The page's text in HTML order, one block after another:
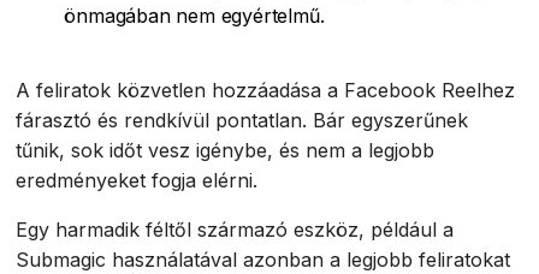
önmagában nem egyértelmű.
A feliratok közvetlen hozzáadása a Facebook Reelhez
fárasztó és rendkívül pontatlan. Bár egyszerűnek
tűnik, sok időt vesz igénybe, és nem a legjobb
eredményeket fogja elérni.
Egy harmadik féltől származó eszköz, például a
Submagic használatával azonban a legjobb feliratokat